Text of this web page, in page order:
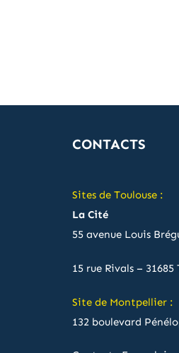
CONTACTS
Sites de Toulouse :
La Cité
55 avenue Louis
15 rue Rivals –
Site de Montpellier :
132 boulevard